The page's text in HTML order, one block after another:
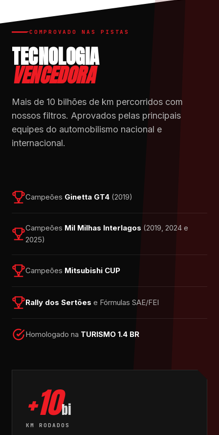
COMPROVADO NAS PISTAS
TECNOLOGIA
VENCEDORA
Mais de 10 bilhões de km percorridos com
nossos filtros. Aprovados pelas principais
equipes do automobilismo nacional e
internacional.
Campeões Ginetta GT4 (2019)
Campeões Mil Milhas Interlagos (2019, 2024 e
2025)
Campeões Mitsubishi CUP
Rally dos Sertões e Fórmulas SAE/FEI
Homologado na TURISMO 1.4 BR
+10bi
KM RODADOS